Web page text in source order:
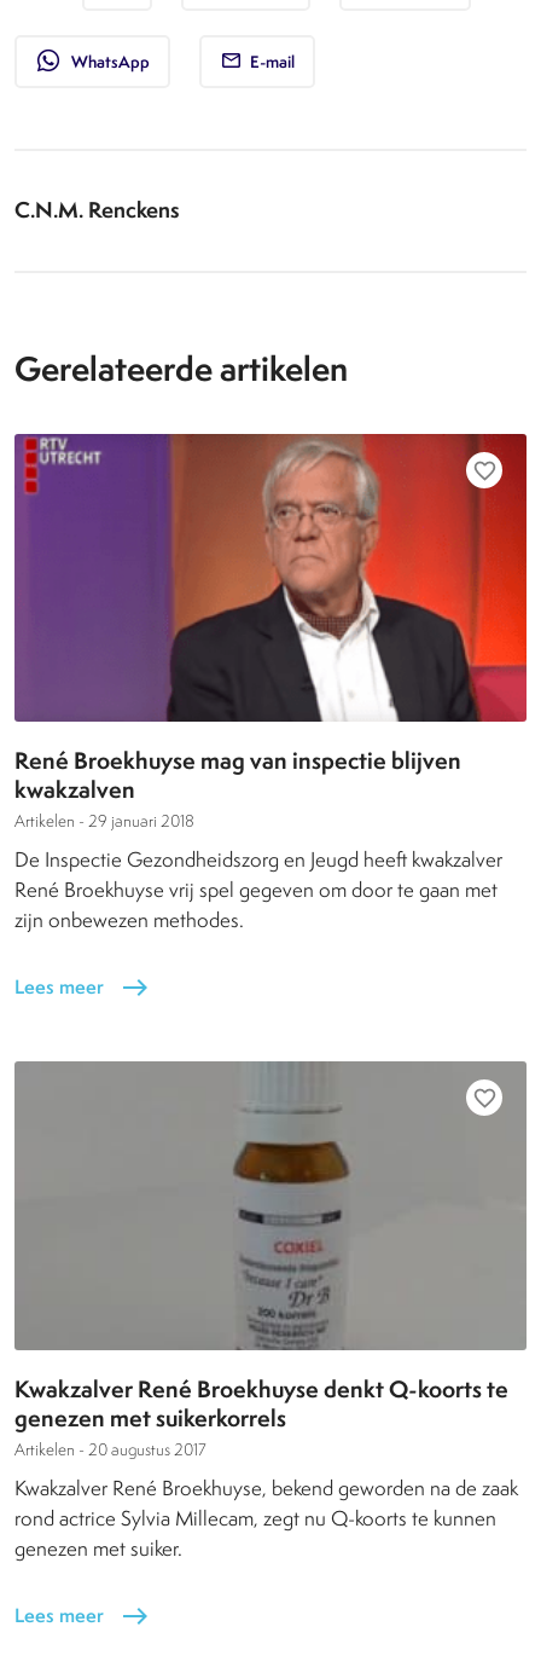
whatsapp WhatsApp E-mail
C.N.M. Renckens
Gerelateerde artikelen
favorite_border
René Broekhuyse mag van inspectie blijven
kwakzalven
Artikelen - 29 januari 2018
De Inspectie Gezondheidszorg en Jeugd heeft kwakzalver
René Broekhuyse vrij spel gegeven om door te gaan met
zijn onbewezen methodes.
Lees meer east
favorite_border
Kwakzalver René Broekhuyse denkt Q-koorts te
genezen met suikerkorrels
Artikelen - 20 augustus 2017
Kwakzalver René Broekhuyse, bekend geworden na de zaak
rond actrice Sylvia Millecam, zegt nu Q-koorts te kunnen
genezen met suiker.
Lees meer east